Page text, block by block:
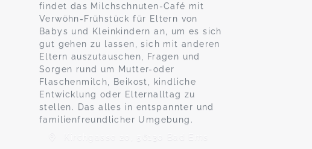
findet das Milchschnuten-Café mit
Verwöhn-Frühstück für Eltern von
Babys und Kleinkindern an, um es sich
gut gehen zu lassen, sich mit anderen
Eltern auszutauschen, Fragen und
Sorgen rund um Mutter-oder
Flaschenmilch, Beikost, kindliche
Entwicklung oder Elternalltag zu
stellen. Das alles in entspannter und
familienfreundlicher Umgebung.
Kirchgasse 20, 56130 Bad Ems